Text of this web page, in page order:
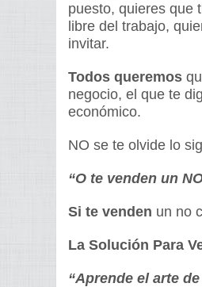
puesto, quieres que
libre del trabajo,
invitar.
Todos queremos
negocio, el que te
económico.
NO se te olvide lo
“O te venden un
Si te venden un no
La Solución Para
“Aprende el arte